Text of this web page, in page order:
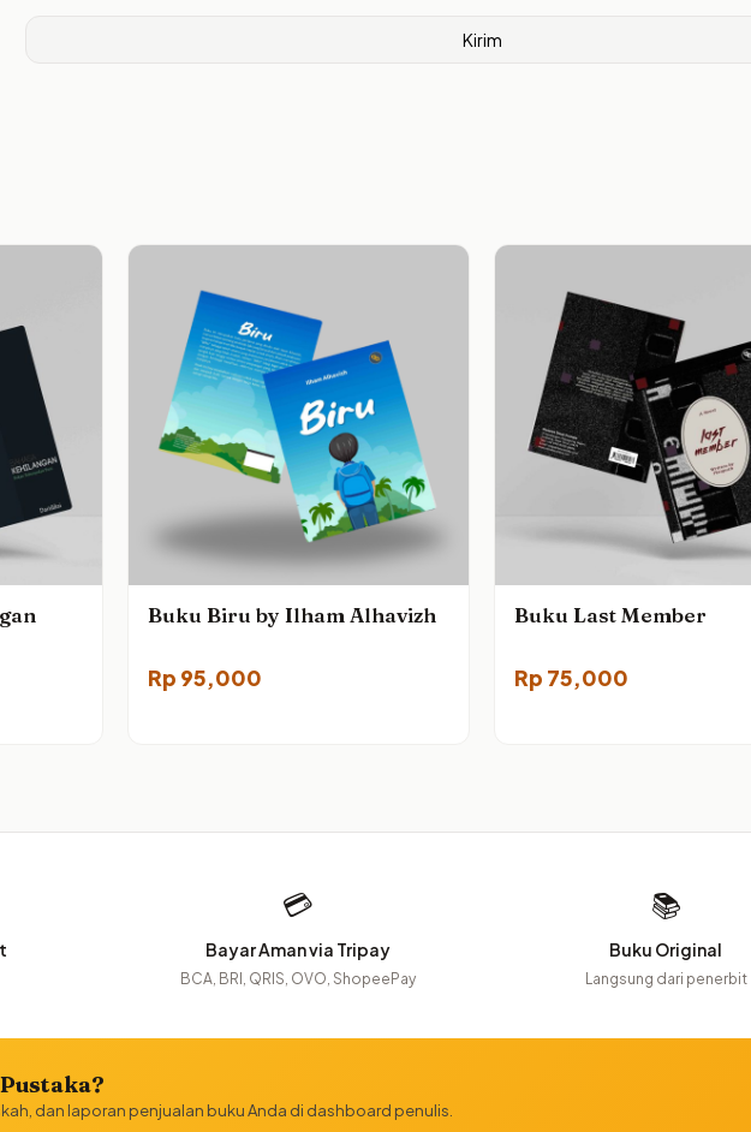
Buku Biru by Ilham Alhavizh
Rp 95,000
Buku Last Member
Rp 75,000
💳
Bayar Aman via Tripay
BCA, BRI, QRIS, OVO, ShopeePay
📚
Buku Original
Langsung dari penerbit
dan laporan penjualan buku Anda di dashboard penulis.